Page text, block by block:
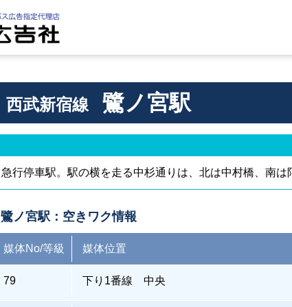
西武新宿線 鷺ノ宮駅
急行停車駅。駅の横を走る中杉通りは、北は中村橋、南は
鷺ノ宮駅：空きワク情報
媒体No/等級 媒体位置
79 下り1番線 中央